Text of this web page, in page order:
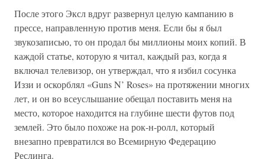
После этого Эксл вдруг развернул целую кампанию в
прессе, направленную против меня. Если бы я был
звукозаписью, то он продал бы миллионы моих копий. В
каждой статье, которую я читал, каждый раз, когда я
включал телевизор, он утверждал, что я избил сосунка
Иззи и оскорблял «Guns N’ Roses» на протяжении многих
лет, и он во всеуслышание обещал поставить меня на
место, которое находится на глубине шести футов под
землей. Это было похоже на рок-н-ролл, который
внезапно превратился во Всемирную Федерацию
Реслинга.